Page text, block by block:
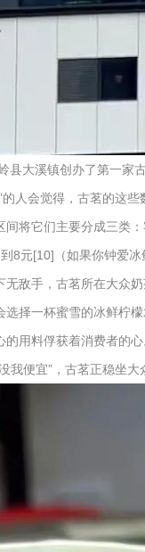
县大溪镇创办了第一
人会觉得，古茗的这
将它们主要分成三类
8元[10]（如果你钟爱
敌手，古茗所在大众
择一杯蜜雪的冰鲜柠
用料俘获着消费者的
我便宜”，古茗正稳坐